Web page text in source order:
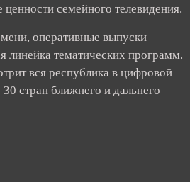
семейного телевидения.
оперативные выпуски
линейка тематических программ.
вся республика в цифровой
стран ближнего и дальнего